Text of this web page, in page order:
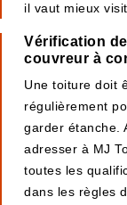
il vaut mieux
Vérification
couvreur à
Une toiture doit
régulièrement
garder étanche.
adresser à MJ
toutes les
dans les règles